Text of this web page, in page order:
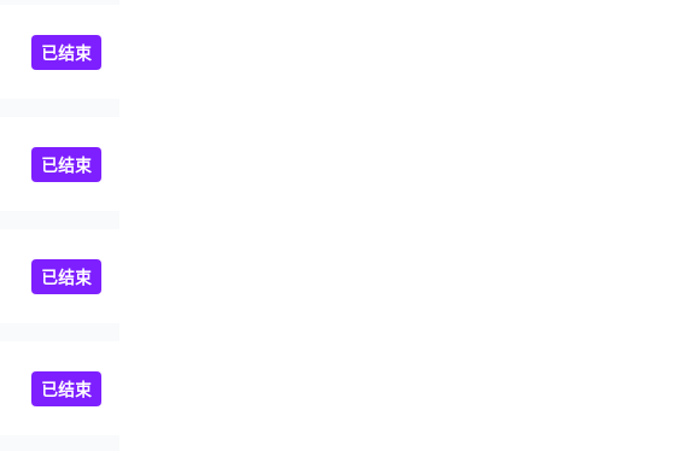
已结束
已结束
已结束
已结束